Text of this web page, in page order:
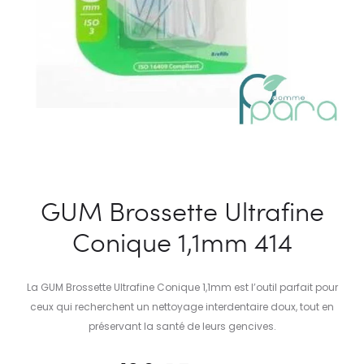
GUM Brossette Ultrafine
Conique 1,1mm 414
La GUM Brossette Ultrafine Conique 1,1mm est l’outil parfait pour
ceux qui recherchent un nettoyage interdentaire doux, tout en
préservant la santé de leurs gencives.